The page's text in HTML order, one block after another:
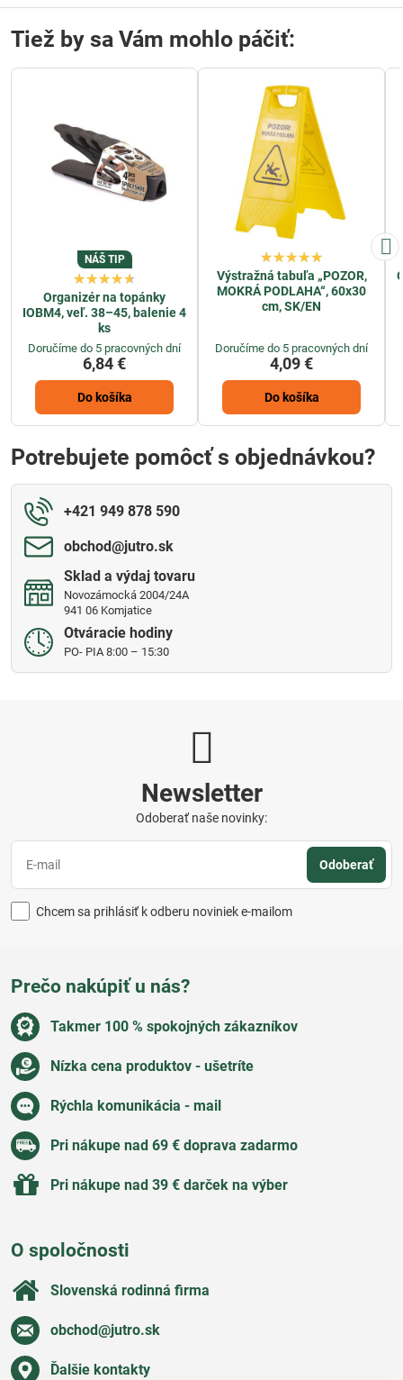
Tiež by sa Vám mohlo páčiť:
NÁŠ TIP
Organizér na topánky
IOBM4, veľ. 38–45, balenie 4
ks
Doručíme do 5 pracovných dní
6,84 €
Do košíka
Výstražná tabuľa „POZOR,
MOKRÁ PODLAHA“, 60x30
cm, SK/EN
Doručíme do 5 pracovných dní
4,09 €
Do košíka
Potrebujete pomôcť s objednávkou?
+421 949 878 590
obchod​@jutro​.sk
Sklad a výdaj tovaru
Novozámocká 2004/24A
941 06 Komjatice
Otváracie hodiny
PO- PIA 8:00 – 15:30
Newsletter
Odoberať naše novinky:
Odoberať
Chcem sa prihlásiť k odberu noviniek e-mailom
Prečo nakúpiť u nás?
Takmer 100 % spokojných zákazníkov
Nízka cena produktov - ušetríte
Rýchla komunikácia - mail
Pri nákupe nad 69 € doprava zadarmo
Pri nákupe nad 39 € darček na výber
O spoločnosti
Slovenská rodinná firma
obchod​@jutro​.sk
Ďalšie kontakty